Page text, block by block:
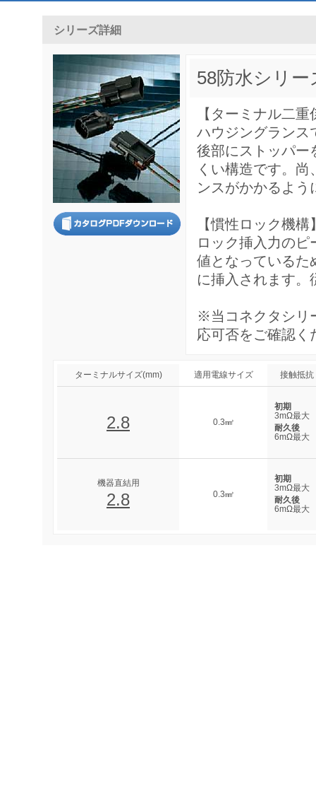
シリーズ詳細
58防水シリー
【ターミナル二
ハウジングランス
後部にストッパー
くい構造です。
ンスがかかるよう
【慣性ロック機構
ロック挿入力の
値となっているた
に挿入されます。
※当コネクタシリ
応可否をご確認く
ターミナルサイズ(mm) 適用電線サイズ 接触抵抗
2.8 0.3㎣
初期
3mΩ最大
耐久後
6mΩ最大
機器直結用
2.8 0.3㎣
初期
3mΩ最大
耐久後
6mΩ最大